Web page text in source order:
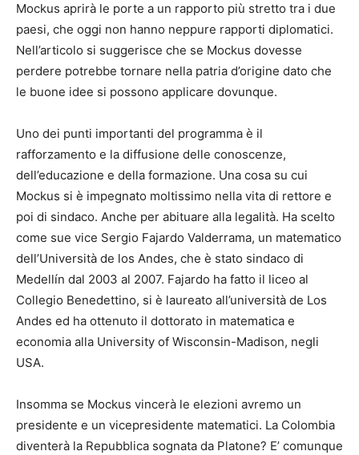
Mockus aprirà le porte a un rapporto più stretto tra i due
paesi, che oggi non hanno neppure rapporti diplomatici.
Nell’articolo si suggerisce che se Mockus dovesse
perdere potrebbe tornare nella patria d’origine dato che
le buone idee si possono applicare dovunque.
Uno dei punti importanti del programma è il
rafforzamento e la diffusione delle conoscenze,
dell’educazione e della formazione. Una cosa su cui
Mockus si è impegnato moltissimo nella vita di rettore e
poi di sindaco. Anche per abituare alla legalità. Ha scelto
come sue vice Sergio Fajardo Valderrama, un matematico
dell’Università de los Andes, che è stato sindaco di
Medellín dal 2003 al 2007. Fajardo ha fatto il liceo al
Collegio Benedettino, si è laureato all’università de Los
Andes ed ha ottenuto il dottorato in matematica e
economia alla University of Wisconsin-Madison, negli
USA.
Insomma se Mockus vincerà le elezioni avremo un
presidente e un vicepresidente matematici. La Colombia
diventerà la Repubblica sognata da Platone? E’ comunque